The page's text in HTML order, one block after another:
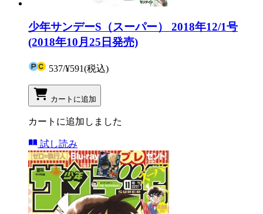
少年サンデーS（スーパー） 2018年12/1号
(2018年10月25日発売)
537/¥591(税込)
カートに追加
カートに追加しました
試し読み